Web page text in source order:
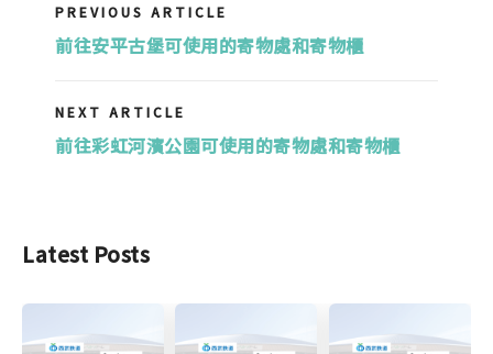
PREVIOUS ARTICLE
前往安平古堡可使用的寄物處和寄物櫃
NEXT ARTICLE
前往彩虹河濱公園可使用的寄物處和寄物櫃
Latest Posts